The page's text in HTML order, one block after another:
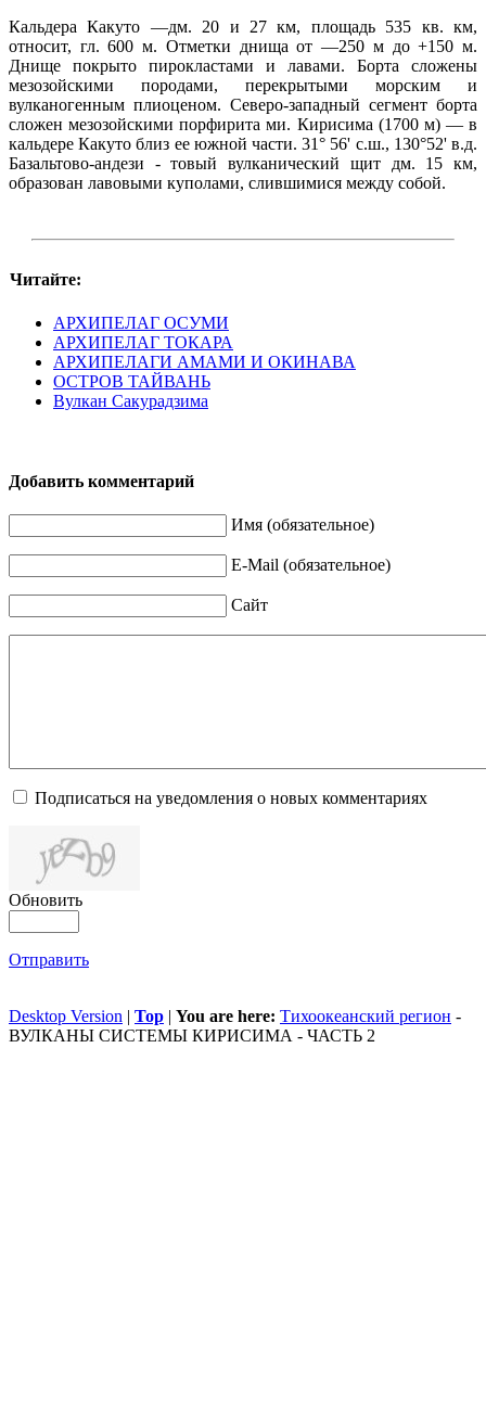
Кальдера Какуто —дм. 20 и 27 км, площадь 535 кв. км,
относит, гл. 600 м. Отметки днища от —250 м до +150 м.
Днище покрыто пирокластами и лавами. Борта сложены
мезозойскими породами, перекрытыми морским и
вулканогенным плиоценом. Северо-западный сегмент борта
сложен мезозойскими порфирита ми. Кирисима (1700 м) — в
кальдере Какуто близ ее южной части. 31° 56' с.ш., 130°52' в.д.
Базальтово-андези - товый вулканический щит дм. 15 км,
образован лавовыми куполами, слившимися между собой.
Читайте:
АРХИПЕЛАГ ОСУМИ
АРХИПЕЛАГ ТОКАРА
АРХИПЕЛАГИ АМАМИ И ОКИНАВА
ОСТРОВ ТАЙВАНЬ
Вулкан Сакурадзима
Добавить комментарий
Имя (обязательное)
E-Mail (обязательное)
Сайт
Подписаться на уведомления о новых комментариях
Обновить
Отправить
Desktop Version | Top | You are here: Тихоокеанский регион -
ВУЛКАНЫ СИСТЕМЫ КИРИСИМА - ЧАСТЬ 2